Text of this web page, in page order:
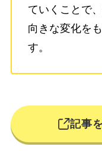
ていくことで
向きな変化を
す。
記事